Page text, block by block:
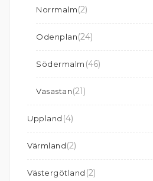
Norrmalm(2)
Odenplan(24)
Södermalm (46)
Vasastan(21)
Uppland (4)
Värmland(2)
Västergötland (2)